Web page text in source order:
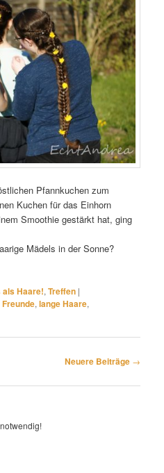
Pfannkuchen zum
Kuchen für das Einhorn
Smoothie gestärkt hat, ging
Mädels in der Sonne?
Haare!,Treffen |
Freunde,lange Haare,
Neuere Beiträge →